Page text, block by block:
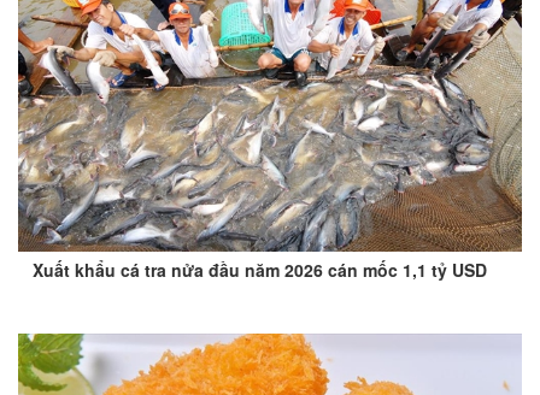
Xuất khẩu cá tra nửa đầu năm 2026 cán mốc 1,1 tỷ USD